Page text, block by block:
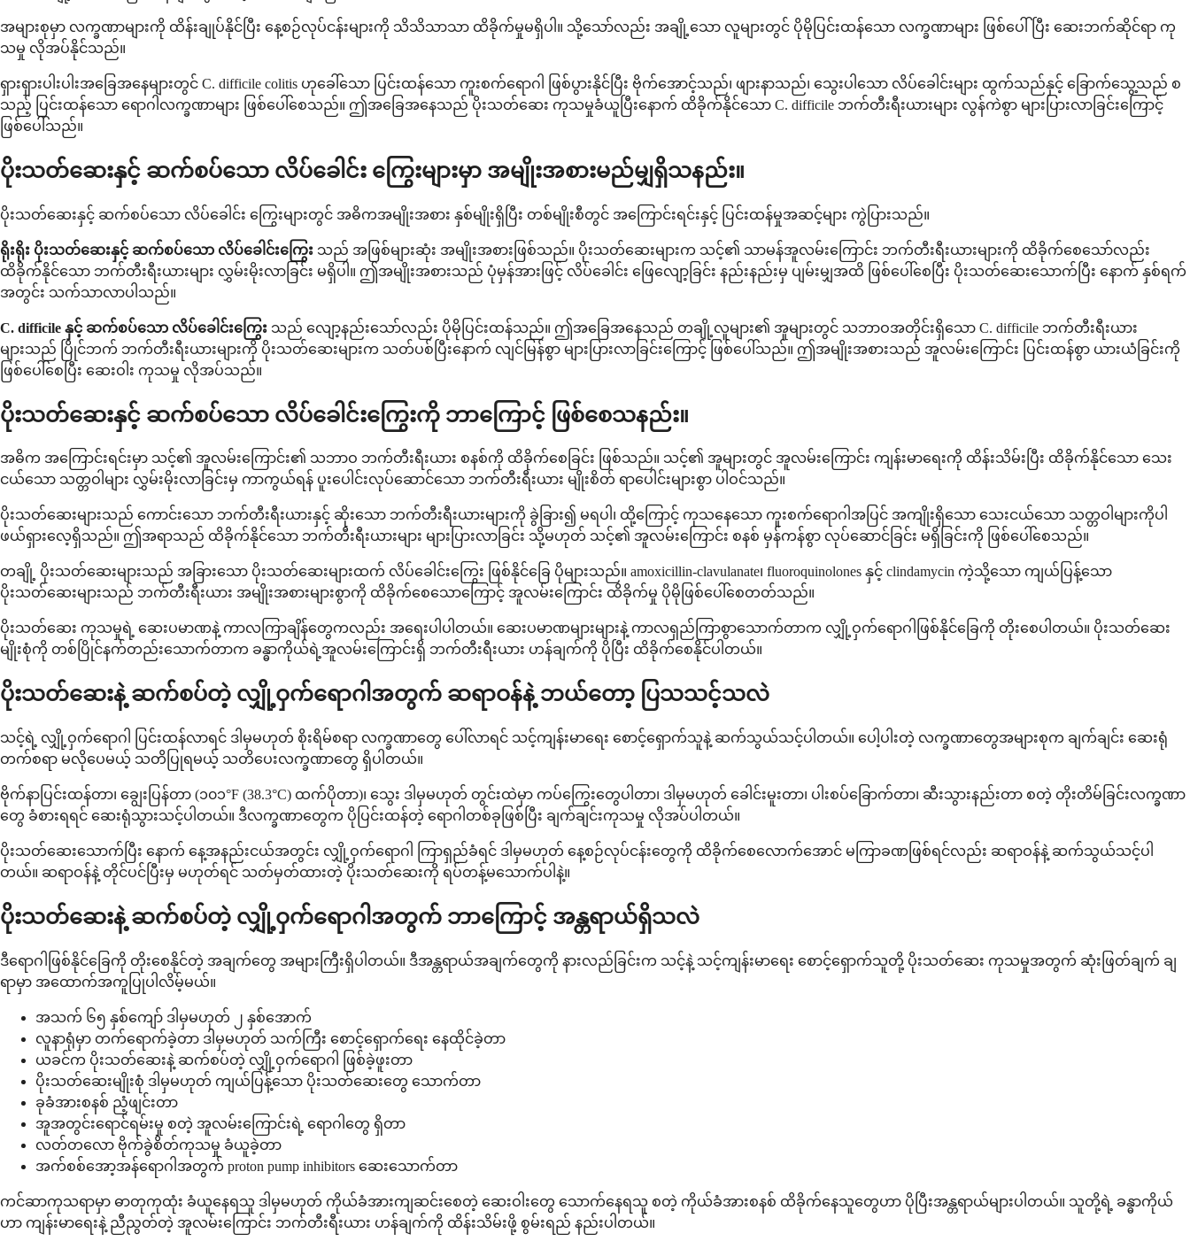
အများစုမှာ လက္ခဏာများကို ထိန်းချုပ်နိုင်ပြီး နေ့စဉ်လုပ်ငန်းများကို သိသိသာသာ ထိခိုက်မှုမရှိပါ။ သို့သော်လည်း အချို့သော လူများတွင် ပိုမိုပြင်းထန်သော လက္ခဏာများ ဖြစ်ပေါ်ပြီး ဆေးဘက်ဆိုင်ရာ ကု
သမှု လိုအပ်နိုင်သည်။
ရှားရှားပါးပါးအခြေအနေများတွင် C. difficile colitis ဟုခေါ်သော ပြင်းထန်သော ကူးစက်ရောဂါ ဖြစ်ပွားနိုင်ပြီး ဗိုက်အောင့်သည်၊ ဖျားနာသည်၊ သွေးပါသော လိပ်ခေါင်းများ ထွက်သည်နှင့် ခြောက်သွေ့သည် စ
သည့် ပြင်းထန်သော ရောဂါလက္ခဏာများ ဖြစ်ပေါ်စေသည်။ ဤအခြေအနေသည် ပိုးသတ်ဆေး ကုသမှုခံယူပြီးနောက် ထိခိုက်နိုင်သော C. difficile ဘက်တီးရီးယားများ လွန်ကဲစွာ များပြားလာခြင်းကြောင့်
ဖြစ်ပေါ်သည်။
ပိုးသတ်ဆေးနှင့် ဆက်စပ်သော လိပ်ခေါင်း ကြွေးများမှာ အမျိုးအစားမည်မျှရှိသနည်း။
ပိုးသတ်ဆေးနှင့် ဆက်စပ်သော လိပ်ခေါင်း ကြွေးများတွင် အဓိကအမျိုးအစား နှစ်မျိုးရှိပြီး တစ်မျိုးစီတွင် အကြောင်းရင်းနှင့် ပြင်းထန်မှုအဆင့်များ ကွဲပြားသည်။
ရိုးရိုး ပိုးသတ်ဆေးနှင့် ဆက်စပ်သော လိပ်ခေါင်းကြွေး သည် အဖြစ်များဆုံး အမျိုးအစားဖြစ်သည်။ ပိုးသတ်ဆေးများက သင့်၏ သာမန်အူလမ်းကြောင်း ဘက်တီးရီးယားများကို ထိခိုက်စေသော်လည်း
ထိခိုက်နိုင်သော ဘက်တီးရီးယားများ လွှမ်းမိုးလာခြင်း မရှိပါ။ ဤအမျိုးအစားသည် ပုံမှန်အားဖြင့် လိပ်ခေါင်း ဖြေလျော့ခြင်း နည်းနည်းမှ ပျမ်းမျှအထိ ဖြစ်ပေါ်စေပြီး ပိုးသတ်ဆေးသောက်ပြီး နောက် နှစ်ရက်
အတွင်း သက်သာလာပါသည်။
C. difficile နှင့် ဆက်စပ်သော လိပ်ခေါင်းကြွေး သည် လျော့နည်းသော်လည်း ပိုမိုပြင်းထန်သည်။ ဤအခြေအနေသည် တချို့လူများ၏ အူများတွင် သဘာဝအတိုင်းရှိသော C. difficile ဘက်တီးရီးယား
များသည် ပြိုင်ဘက် ဘက်တီးရီးယားများကို ပိုးသတ်ဆေးများက သတ်ပစ်ပြီးနောက် လျင်မြန်စွာ များပြားလာခြင်းကြောင့် ဖြစ်ပေါ်သည်။ ဤအမျိုးအစားသည် အူလမ်းကြောင်း ပြင်းထန်စွာ ယားယံခြင်းကို
ဖြစ်ပေါ်စေပြီး ဆေးဝါး ကုသမှု လိုအပ်သည်။
ပိုးသတ်ဆေးနှင့် ဆက်စပ်သော လိပ်ခေါင်းကြွေးကို ဘာကြောင့် ဖြစ်စေသနည်း။
အဓိက အကြောင်းရင်းမှာ သင့်၏ အူလမ်းကြောင်း၏ သဘာဝ ဘက်တီးရီးယား စနစ်ကို ထိခိုက်စေခြင်း ဖြစ်သည်။ သင့်၏ အူများတွင် အူလမ်းကြောင်း ကျန်းမာရေးကို ထိန်းသိမ်းပြီး ထိခိုက်နိုင်သော သေး
ငယ်သော သတ္တဝါများ လွှမ်းမိုးလာခြင်းမှ ကာကွယ်ရန် ပူးပေါင်းလုပ်ဆောင်သော ဘက်တီးရီးယား မျိုးစိတ် ရာပေါင်းများစွာ ပါဝင်သည်။
ပိုးသတ်ဆေးများသည် ကောင်းသော ဘက်တီးရီးယားနှင့် ဆိုးသော ဘက်တီးရီးယားများကို ခွဲခြား၍ မရပါ၊ ထို့ကြောင့် ကုသနေသော ကူးစက်ရောဂါအပြင် အကျိုးရှိသော သေးငယ်သော သတ္တဝါများကိုပါ
ဖယ်ရှားလေ့ရှိသည်။ ဤအရာသည် ထိခိုက်နိုင်သော ဘက်တီးရီးယားများ များပြားလာခြင်း သို့မဟုတ် သင့်၏ အူလမ်းကြောင်း စနစ် မှန်ကန်စွာ လုပ်ဆောင်ခြင်း မရှိခြင်းကို ဖြစ်ပေါ်စေသည်။
တချို့ ပိုးသတ်ဆေးများသည် အခြားသော ပိုးသတ်ဆေးများထက် လိပ်ခေါင်းကြွေး ဖြစ်နိုင်ခြေ ပိုများသည်။ amoxicillin-clavulanate၊ fluoroquinolones နှင့် clindamycin ကဲ့သို့သော ကျယ်ပြန့်သော
ပိုးသတ်ဆေးများသည် ဘက်တီးရီးယား အမျိုးအစားများစွာကို ထိခိုက်စေသောကြောင့် အူလမ်းကြောင်း ထိခိုက်မှု ပိုမိုဖြစ်ပေါ်စေတတ်သည်။
ပိုးသတ်ဆေး ကုသမှုရဲ့ ဆေးပမာဏနဲ့ ကာလကြာချိန်တွေကလည်း အရေးပါပါတယ်။ ဆေးပမာဏများများနဲ့ ကာလရှည်ကြာစွာသောက်တာက လျှို့ဝှက်ရောဂါဖြစ်နိုင်ခြေကို တိုးစေပါတယ်။ ပိုးသတ်ဆေး
မျိုးစုံကို တစ်ပြိုင်နက်တည်းသောက်တာက ခန္ဓာကိုယ်ရဲ့အူလမ်းကြောင်းရှိ ဘက်တီးရီးယား ဟန်ချက်ကို ပိုပြီး ထိခိုက်စေနိုင်ပါတယ်။
ပိုးသတ်ဆေးနဲ့ ဆက်စပ်တဲ့ လျှို့ဝှက်ရောဂါအတွက် ဆရာဝန်နဲ့ ဘယ်တော့ ပြသသင့်သလဲ
သင့်ရဲ့ လျှို့ဝှက်ရောဂါ ပြင်းထန်လာရင် ဒါမှမဟုတ် စိုးရိမ်စရာ လက္ခဏာတွေ ပေါ်လာရင် သင့်ကျန်းမာရေး စောင့်ရှောက်သူနဲ့ ဆက်သွယ်သင့်ပါတယ်။ ပေါ့ပါးတဲ့ လက္ခဏာတွေအများစုက ချက်ချင်း ဆေးရုံ
တက်စရာ မလိုပေမယ့် သတိပြုရမယ့် သတိပေးလက္ခဏာတွေ ရှိပါတယ်။
ဗိုက်နာပြင်းထန်တာ၊ ချွေးပြန်တာ (၁၀၁°F (38.3°C) ထက်ပိုတာ)၊ သွေး ဒါမှမဟုတ် တွင်းထဲမှာ ကပ်ကြွေးတွေပါတာ၊ ဒါမှမဟုတ် ခေါင်းမူးတာ၊ ပါးစပ်ခြောက်တာ၊ ဆီးသွားနည်းတာ စတဲ့ တိုးတိမ်ခြင်းလက္ခဏာ
တွေ ခံစားရရင် ဆေးရုံသွားသင့်ပါတယ်။ ဒီလက္ခဏာတွေက ပိုပြင်းထန်တဲ့ ရောဂါတစ်ခုဖြစ်ပြီး ချက်ချင်းကုသမှု လိုအပ်ပါတယ်။
ပိုးသတ်ဆေးသောက်ပြီး နောက် နေ့အနည်းငယ်အတွင်း လျှို့ဝှက်ရောဂါ ကြာရှည်ခံရင် ဒါမှမဟုတ် နေ့စဉ်လုပ်ငန်းတွေကို ထိခိုက်စေလောက်အောင် မကြာခဏဖြစ်ရင်လည်း ဆရာဝန်နဲ့ ဆက်သွယ်သင့်ပါ
တယ်။ ဆရာဝန်နဲ့ တိုင်ပင်ပြီးမှ မဟုတ်ရင် သတ်မှတ်ထားတဲ့ ပိုးသတ်ဆေးကို ရပ်တန့်မသောက်ပါနဲ့။
ပိုးသတ်ဆေးနဲ့ ဆက်စပ်တဲ့ လျှို့ဝှက်ရောဂါအတွက် ဘာကြောင့် အန္တရာယ်ရှိသလဲ
ဒီရောဂါဖြစ်နိုင်ခြေကို တိုးစေနိုင်တဲ့ အချက်တွေ အများကြီးရှိပါတယ်။ ဒီအန္တရာယ်အချက်တွေကို နားလည်ခြင်းက သင့်နဲ့ သင့်ကျန်းမာရေး စောင့်ရှောက်သူတို့ ပိုးသတ်ဆေး ကုသမှုအတွက် ဆုံးဖြတ်ချက် ချ
ရာမှာ အထောက်အကူပြုပါလိမ့်မယ်။
အသက် ၆၅ နှစ်ကျော် ဒါမှမဟုတ် ၂ နှစ်အောက်
လူနာရုံမှာ တက်ရောက်ခဲ့တာ ဒါမှမဟုတ် သက်ကြီး စောင့်ရှောက်ရေး နေထိုင်ခဲ့တာ
ယခင်က ပိုးသတ်ဆေးနဲ့ ဆက်စပ်တဲ့ လျှို့ဝှက်ရောဂါ ဖြစ်ခဲ့ဖူးတာ
ပိုးသတ်ဆေးမျိုးစုံ ဒါမှမဟုတ် ကျယ်ပြန့်သော ပိုးသတ်ဆေးတွေ သောက်တာ
ခုခံအားစနစ် ညံ့ဖျင်းတာ
အူအတွင်းရောင်ရမ်းမှု စတဲ့ အူလမ်းကြောင်းရဲ့ ရောဂါတွေ ရှိတာ
လတ်တလော ဗိုက်ခွဲစိတ်ကုသမှု ခံယူခဲ့တာ
အက်စစ်အော့အန်ရောဂါအတွက် proton pump inhibitors ဆေးသောက်တာ
ကင်ဆာကုသရာမှာ ဓာတုကုထုံး ခံယူနေရသူ ဒါမှမဟုတ် ကိုယ်ခံအားကျဆင်းစေတဲ့ ဆေးဝါးတွေ သောက်နေရသူ စတဲ့ ကိုယ်ခံအားစနစ် ထိခိုက်နေသူတွေဟာ ပိုပြီးအန္တရာယ်များပါတယ်။ သူတို့ရဲ့ ခန္ဓာကိုယ်
ဟာ ကျန်းမာရေးနဲ့ ညီညွတ်တဲ့ အူလမ်းကြောင်း ဘက်တီးရီးယား ဟန်ချက်ကို ထိန်းသိမ်းဖို့ စွမ်းရည် နည်းပါတယ်။